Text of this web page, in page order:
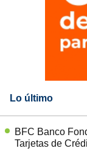
Lo último
BFC Banco
Tarjetas de